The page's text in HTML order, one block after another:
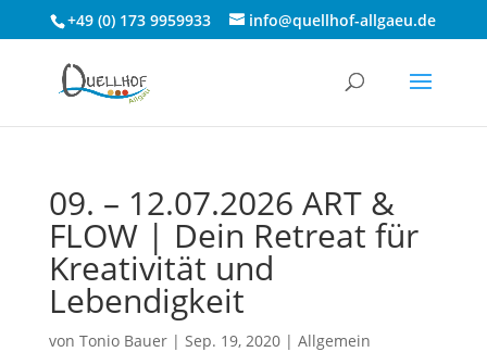
+49 (0) 173 9959933 info@quellhof-allgaeu.de
09. – 12.07.2026 ART &
FLOW | Dein Retreat für
Kreativität und
Lebendigkeit
von Tonio Bauer| Sep. 19, 2020| Allgemein